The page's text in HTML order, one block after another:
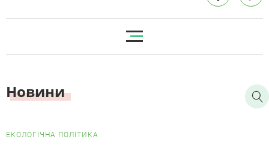
Новини
ЕКОЛОГІЧНА ПОЛІТИКА